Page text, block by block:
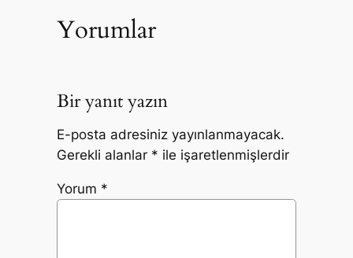
Yorumlar
Bir yanıt yazın
E-posta adresiniz yayınlanmayacak.
Gerekli alanlar * ile işaretlenmişlerdir
Yorum *